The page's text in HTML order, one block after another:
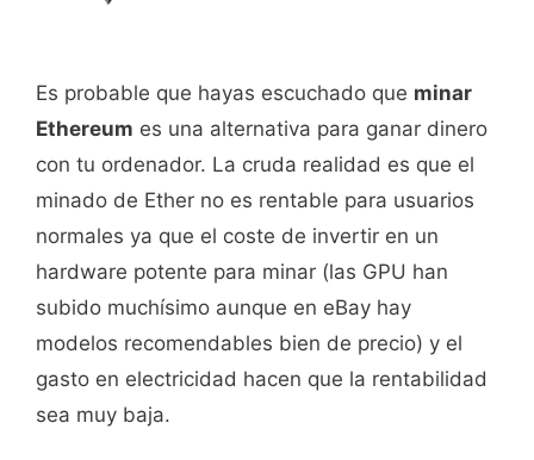
Es probable que hayas escuchado que minar
Ethereum es una alternativa para ganar dinero
con tu ordenador. La cruda realidad es que el
minado de Ether no es rentable para usuarios
normales ya que el coste de invertir en un
hardware potente para minar (las GPU han
subido muchísimo aunque en eBay hay
modelos recomendables bien de precio) y el
gasto en electricidad hacen que la rentabilidad
sea muy baja.